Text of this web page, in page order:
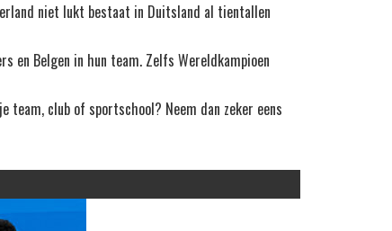
niet lukt bestaat in Duitsland al tientallen
en Belgen in hun team. Zelfs Wereldkampioen
team, club of sportschool? Neem dan zeker eens